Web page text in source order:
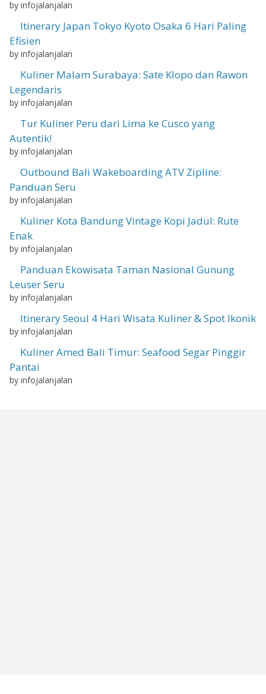
by infojalanjalan
Itinerary Japan Tokyo Kyoto Osaka 6 Hari Paling
Efisien
by infojalanjalan
Kuliner Malam Surabaya: Sate Klopo dan Rawon
Legendaris
by infojalanjalan
Tur Kuliner Peru dari Lima ke Cusco yang
Autentik!
by infojalanjalan
Outbound Bali Wakeboarding ATV Zipline:
Panduan Seru
by infojalanjalan
Kuliner Kota Bandung Vintage Kopi Jadul: Rute
Enak
by infojalanjalan
Panduan Ekowisata Taman Nasional Gunung
Leuser Seru
by infojalanjalan
Itinerary Seoul 4 Hari Wisata Kuliner & Spot Ikonik
by infojalanjalan
Kuliner Amed Bali Timur: Seafood Segar Pinggir
Pantai
by infojalanjalan